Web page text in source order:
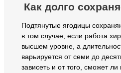
Как долго
Подтянутые ягодицы
в том случае, если работа
высшем уровне, а
варьируется от семи до
зависеть и от того, сможет